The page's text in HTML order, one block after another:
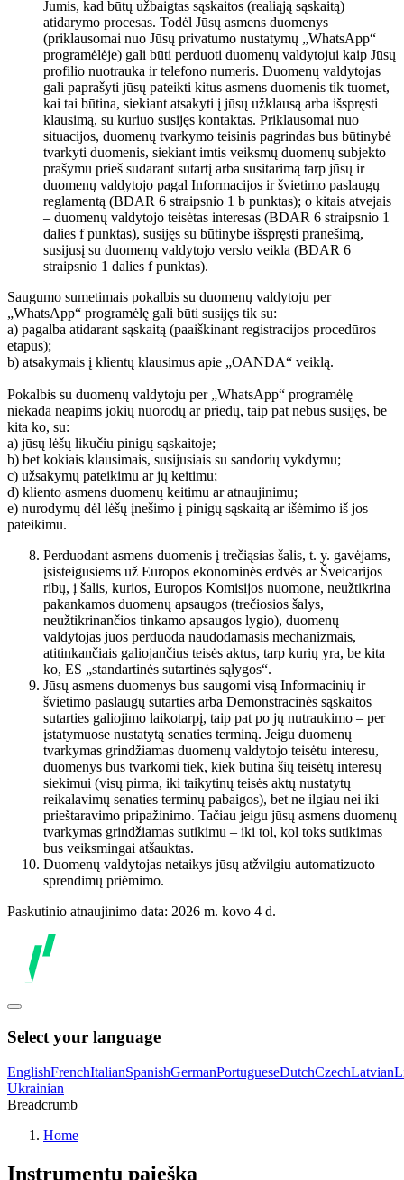
Jumis, kad būtų užbaigtas sąskaitos (realiąją sąskaitą)
atidarymo procesas. Todėl Jūsų asmens duomenys
(priklausomai nuo Jūsų privatumo nustatymų „WhatsApp“
programėlėje) gali būti perduoti duomenų valdytojui kaip Jūsų
profilio nuotrauka ir telefono numeris. Duomenų valdytojas
gali paprašyti jūsų pateikti kitus asmens duomenis tik tuomet,
kai tai būtina, siekiant atsakyti į jūsų užklausą arba išspręsti
klausimą, su kuriuo susijęs kontaktas. Priklausomai nuo
situacijos, duomenų tvarkymo teisinis pagrindas bus būtinybė
tvarkyti duomenis, siekiant imtis veiksmų duomenų subjekto
prašymu prieš sudarant sutartį arba susitarimą tarp jūsų ir
duomenų valdytojo pagal Informacijos ir švietimo paslaugų
reglamentą (BDAR 6 straipsnio 1 b punktas); o kitais atvejais
– duomenų valdytojo teisėtas interesas (BDAR 6 straipsnio 1
dalies f punktas), susijęs su būtinybe išspręsti pranešimą,
susijusį su duomenų valdytojo verslo veikla (BDAR 6
straipsnio 1 dalies f punktas).
Saugumo sumetimais pokalbis su duomenų valdytoju per
„WhatsApp“ programėlę gali būti susijęs tik su:
a) pagalba atidarant sąskaitą (paaiškinant registracijos procedūros
etapus);
b) atsakymais į klientų klausimus apie „OANDA“ veiklą.
Pokalbis su duomenų valdytoju per „WhatsApp“ programėlę
niekada neapims jokių nuorodų ar priedų, taip pat nebus susijęs, be
kita ko, su:
a) jūsų lėšų likučiu pinigų sąskaitoje;
b) bet kokiais klausimais, susijusiais su sandorių vykdymu;
c) užsakymų pateikimu ar jų keitimu;
d) kliento asmens duomenų keitimu ar atnaujinimu;
e) nurodymų dėl lėšų įnešimo į pinigų sąskaitą ar išėmimo iš jos
pateikimu.
Perduodant asmens duomenis į trečiąsias šalis, t. y. gavėjams,
įsisteigusiems už Europos ekonominės erdvės ar Šveicarijos
ribų, į šalis, kurios, Europos Komisijos nuomone, neužtikrina
pakankamos duomenų apsaugos (trečiosios šalys,
neužtikrinančios tinkamo apsaugos lygio), duomenų
valdytojas juos perduoda naudodamasis mechanizmais,
atitinkančiais galiojančius teisės aktus, tarp kurių yra, be kita
ko, ES „standartinės sutartinės sąlygos“.
Jūsų asmens duomenys bus saugomi visą Informacinių ir
švietimo paslaugų sutarties arba Demonstracinės sąskaitos
sutarties galiojimo laikotarpį, taip pat po jų nutraukimo – per
įstatymuose nustatytą senaties terminą. Jeigu duomenų
tvarkymas grindžiamas duomenų valdytojo teisėtu interesu,
duomenys bus tvarkomi tiek, kiek būtina šių teisėtų interesų
siekimui (visų pirma, iki taikytinų teisės aktų nustatytų
reikalavimų senaties terminų pabaigos), bet ne ilgiau nei iki
prieštaravimo pripažinimo. Tačiau jeigu jūsų asmens duomenų
tvarkymas grindžiamas sutikimu – iki tol, kol toks sutikimas
bus veiksmingai atšauktas.
Duomenų valdytojas netaikys jūsų atžvilgiu automatizuoto
sprendimų priėmimo.
Paskutinio atnaujinimo data: 2026 m. kovo 4 d.
Select your language
EnglishFrenchItalianSpanishGermanPortugueseDutchCzechLatvian
Ukrainian
Breadcrumb
Home
Instrumentų paieška